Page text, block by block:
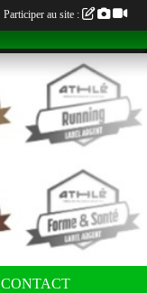
CONTACT
Participer au site :